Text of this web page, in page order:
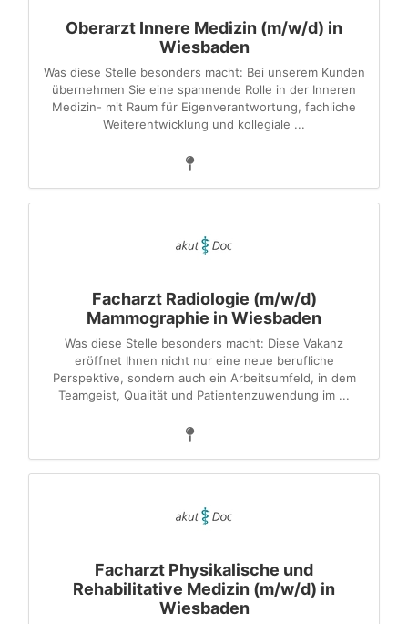
Oberarzt Innere Medizin (m/w/d) in
Wiesbaden
Was diese Stelle besonders macht: Bei unserem Kunden
übernehmen Sie eine spannende Rolle in der Inneren
Medizin- mit Raum für Eigenverantwortung, fachliche
Weiterentwicklung und kollegiale ...
Facharzt Radiologie (m/w/d)
Mammographie in Wiesbaden
Was diese Stelle besonders macht: Diese Vakanz
eröffnet Ihnen nicht nur eine neue berufliche
Perspektive, sondern auch ein Arbeitsumfeld, in dem
Teamgeist, Qualität und Patientenzuwendung im ...
Facharzt Physikalische und
Rehabilitative Medizin (m/w/d) in
Wiesbaden